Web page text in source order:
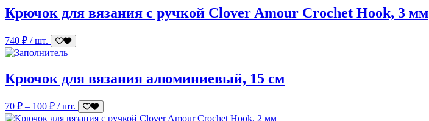
Крючок для вязания с ручкой Clover Amour Crochet Hook, 3 мм
740 ₽ / шт.
Крючок для вязания алюминиевый, 15 см
70 ₽ – 100 ₽Диапазон
цен:
/ шт.